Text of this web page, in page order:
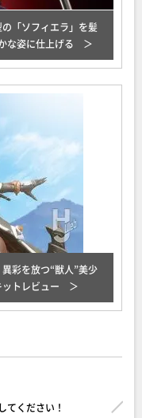
の「ソフィエラ」を髪
な姿に仕上げる
彩を放つ“獣人”美少
トレビュー
てください！